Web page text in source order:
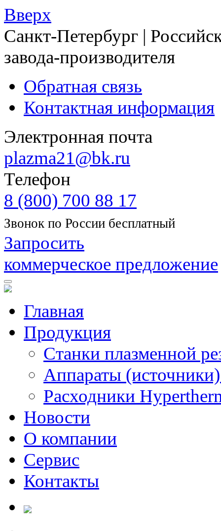
Вверх
Санкт-Петербург |
завода-производителя
Обратная связь
Контактная информация
Электронная почта
plazma21@bk.ru
Телефон
8 (800) 700 88 17
Звонок по России бесплатный
Запросить
коммерческое предложение
Главная
Продукция
Станки плазменной
Аппараты
Расходники
Новости
О компании
Сервис
Контакты